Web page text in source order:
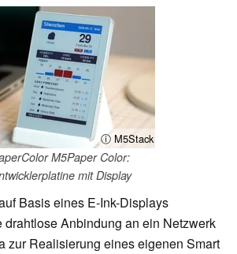
ⓘ M5Stack
M5Paper Color:
mit Display
Basis eines E-Ink-Displays
drahtlose Anbindung an ein Netzwerk
zur Realisierung eines eigenen Smart